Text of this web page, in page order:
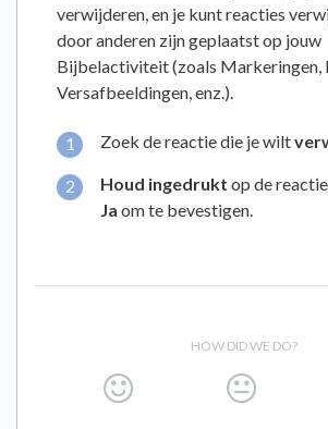
verwijderen, en je kunt reacties
door anderen zijn geplaatst op jouw
Bijbelactiviteit (zoals Markeringen,
Versafbeeldingen, enz.).
Zoek de reactie die je wilt
Houd ingedrukt op de
Ja om te bevestigen.
HOW DID WE DO?